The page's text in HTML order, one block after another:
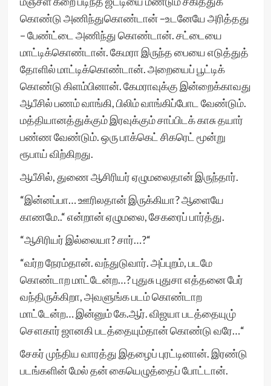
கொண்டு அணிந்துகொண்டான் –உடனேயே அரித்தது
– பேண்ட்டை அணிந்து கொண்டான். சட்டையை
மாட்டிக்கொண்டான். கேமரா இருந்த பையை எடுத்துத்
தோளில் மாட்டிக்கொண்டான். அறையைப் பூட்டிக்
கொண்டு கிளம்பினான். கேமராவுக்கு இன்றைக்காவது
ஆபீசில் பணம் வாங்கி, பிலிம் வாங்கிப்போட வேண்டும்.
மத்தியானத்துக்கும் இரவுக்கும் சாப்பிடக் காசு தயார்
பண்ண வேண்டும். ஒரு பாக்கெட் சிகரெட் மூன்று
ரூபாய் விற்கிறது.
ஆபீசில், துணை ஆசிரியர் ஏழுமலைதான் இருந்தார்.
“இன்னப்பா… ஊரிலதான் இருக்கியா? ஆளையே
காணமே..“ என்றான் ஏழுமலை, சேகரைப் பார்த்து.
“ஆசிரியர் இல்லையா? சார்…?“
“வர்ற நேரம்தான். வந்துடுவார். அப்புறம், படமே
கொண்டாற மாட்டேன்ற…? புதுசு புதுசா எத்தனை பேர்
வந்திருக்கிறா, அவளுங்க படம் கொண்டாற
மாட்டேன்ற… இன்னும் கே.ஆர். விஜயா படத்தையுமு்
சௌகார் ஜானகி படத்தையும்தான் கொண்டு வரே…“
சேகர் முந்திய வாரத்து இதழைப் புரட்டினான். இரண்டு
படங்களின் மேல் தன் கையெழுத்தைப் போட்டான்.